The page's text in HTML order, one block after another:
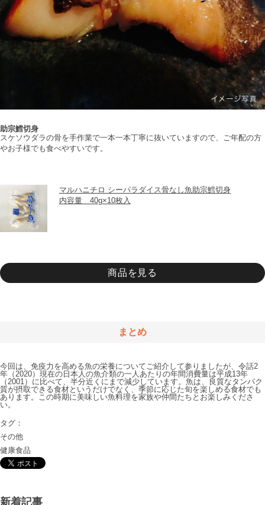
助宗鱈切身
スケソウダラの骨を手作業で一本一本丁寧に抜いていますので、ご年配の方
やお子様でも食べやすいです。
マルハニチロ シーパラダイス骨なし魚助宗鱈切身
内容量　40g×10枚入
商品を見る
まとめ
今回は、免疫力を高める魚の栄養についてご紹介して参りましたが、令話2
年（2020）現在の日本人の魚介類の一人あたりの年間消費量は平成13年
（2001）に比べて、半分近くにまで減少しています。魚は、良質なタンパク
質が摂取できる食材というだけでなく、季節に応じた旬を楽しめる食材でも
あります。この時期に美味しい魚料理を家族や仲間たちとお楽しみくださ
い。
タグ：
その他
健康食品
新着記事